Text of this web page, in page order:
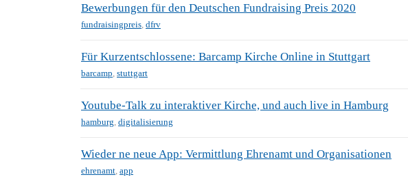
Bewerbungen für den Deutschen Fundraising Preis 2020
fundraisingpreis, dfrv
Für Kurzentschlossene: Barcamp Kirche Online in Stuttgart
barcamp, stuttgart
Youtube-Talk zu interaktiver Kirche, und auch live in Hamburg
hamburg, digitalisierung
Wieder ne neue App: Vermittlung Ehrenamt und Organisationen
ehrenamt, app